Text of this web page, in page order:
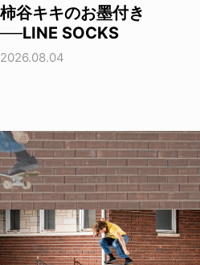
柿谷キキのお墨付き
──LINE SOCKS
2026.08.04